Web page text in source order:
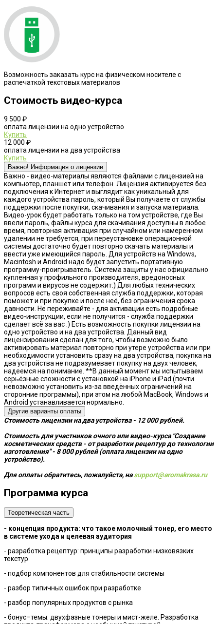
Возможность заказать курс на физическом носителе с
распечаткой текстовых материалов
Стоимость видео-курса
9 500 ₽
оплата лицензии на одно устройство
Купить
12 000 ₽
оплата лицензии на два устройства
Купить
Важно! Информация о лицензии
Важно - видео-материалы являются файлами с лицензией на
компьютер, планшет или телефон. Лицензия активируется без
подключения к Интернет и выглядит как уникальный для
каждого устройства пароль, который Вы получаете от службы
поддержки после покупки, скачивания и запуска материала.
Видео-урок будет работать только на том устройстве, где Вы
ввели пароль, файлы курса для скачивания доступны в любое
время, повторная активация при случайном или намеренном
удалении не требуется, при переустановке операционной
системы достаточно будет повторно скачать материалы и
ввести уже имеющийся пароль. Для устройств на Windows,
Macintosh и Android надо будет запустить портативную
программу-проигрыватель. Система защиты у нас официально
купленная у профильного производителя, вредоносных
программ и вирусов не содержит:) Для любых технических
вопросов есть своя собственная служба поддержки, которая
поможет и при покупке и после неё, без ограничения срока
давности. Не переживайте - для активации есть подробные
видео-инструкции, если не получится - служба поддержки
сделает всё за вас :) Есть возможность покупки лицензии на
одно устройство и на два устройства. Данный вид
лицензирования сделан для того, чтобы возможно было
активировать материал повторно при утере устройства или при
необходимости установить сразу на два устройства, покупка на
два устройства не подразумевает покупку на двух человек,
надеемся на понимание. **В данный момент мы испытываем
серьёзные сложности с установкой на iPhone и iPad (почти
невозможно установить из-за введённых ограничений на
сторонние программы), при этом на любой MacBook, Windows и
Android устанавливается нормально.
Другие варианты оплаты
Стоимость лицензии на два устройства - 12 000 рублей.
Стоимость для участников очного или видео-курса "Создание
косметических средств - от разработки рецептур до технологии
изготовления" - 8 000 рублей (оплата лицензии на одно
устройство).
Для оплаты обратитесь, пожалуйста, наsupport@aromakrasa.ru
Программа курса
Теоретическая часть
- концепция продукта: что такое молочный тонер, его место
в системе ухода и целевая аудитория
- разработка рецептур: принципы разработки низковязких
текстур
- подбор компонентов для стабильности системы
- разбор типичных ошибок при разработке
- разбор популярных продуктов с рынка
- бонус–темы: двухфазные тонеры и мист-желе. Разработка